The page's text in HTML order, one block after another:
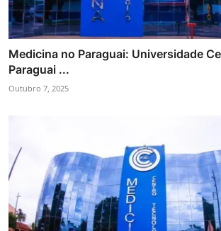
Medicina no Paraguai: Universidade
Paraguai ...
Outubro 7, 2025